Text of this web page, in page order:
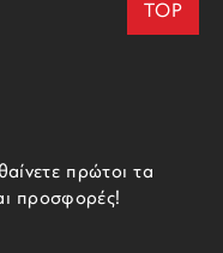
TOP
πρώτοι τα
προσφορές!